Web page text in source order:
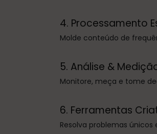
4. Processamento
Molde conteúdo de
5. Análise &
Monitore, meça e tome
6. Ferramentas
Resolva problemas únicos